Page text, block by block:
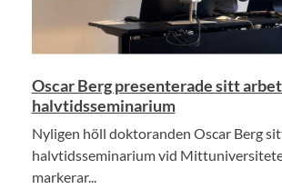
Oscar Berg presenterade sitt
halvtidsseminarium
Nyligen höll doktoranden Oscar Berg
halvtidsseminarium vid
markerar...